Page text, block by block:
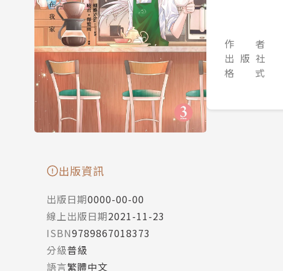
作 者
出 版 社
格 式
出版資訊
出版日期0000-00-00
線上出版日期2021-11-23
ISBN9789867018373
分級普級
語言繁體中文